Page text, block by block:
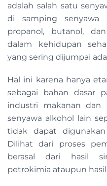
adalah salah satu
di samping senyawa
propanol, butanol,
dalam kehidupan
yang sering dijumpai
Hal ini karena hanya
sebagai bahan dasar
industri makanan dan
senyawa alkohol lain
tidak dapat
Dilihat dari proses
berasal dari hasil
petrokimia ataupun